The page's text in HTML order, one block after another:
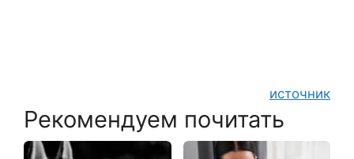
источник
Рекомендуем почитать